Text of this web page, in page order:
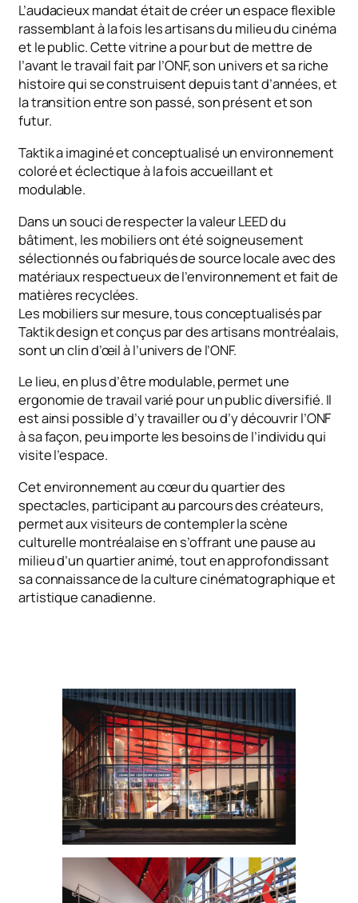
L’audacieux mandat était de créer un espace flexible
rassemblant à la fois les artisans du milieu du cinéma
et le public. Cette vitrine a pour but de mettre de
l’avant le travail fait par l’ONF, son univers et sa riche
histoire qui se construisent depuis tant d’années, et
la transition entre son passé, son présent et son
futur.
Taktik a imaginé et conceptualisé un environnement
coloré et éclectique à la fois accueillant et
modulable.
Dans un souci de respecter la valeur LEED du
bâtiment, les mobiliers ont été soigneusement
sélectionnés ou fabriqués de source locale avec des
matériaux respectueux de l’environnement et fait de
matières recyclées.
Les mobiliers sur mesure, tous conceptualisés par
Taktik design et conçus par des artisans montréalais,
sont un clin d’œil à l’univers de l’ONF.
Le lieu, en plus d’être modulable, permet une
ergonomie de travail varié pour un public diversifié. Il
est ainsi possible d’y travailler ou d’y découvrir l’ONF
à sa façon, peu importe les besoins de l’individu qui
visite l’espace.
Cet environnement au cœur du quartier des
spectacles, participant au parcours des créateurs,
permet aux visiteurs de contempler la scène
culturelle montréalaise en s’offrant une pause au
milieu d’un quartier animé, tout en approfondissant
sa connaissance de la culture cinématographique et
artistique canadienne.